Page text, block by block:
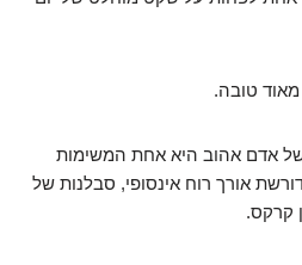
טובה.
אדם אהוב היא אחת המשימות
אורך רוח אינסופי, סבלנות של
קרקס.